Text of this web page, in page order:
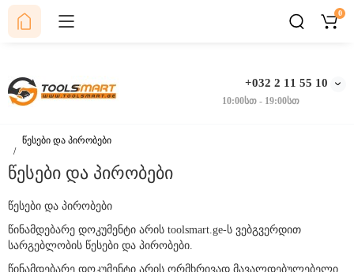
+032 2 11 55
0
წესები და პირობები
წესები და პირობები
წინამდებარე დოკუმენტი არის toolsmart.ge-ს ვებგვერდით
სარგებლობის წესები და პირობები.